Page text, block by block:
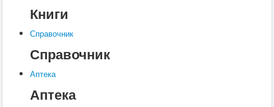
Контакты
Шкатулки
Книги
Справочник
Справочник
Аптека
Аптека